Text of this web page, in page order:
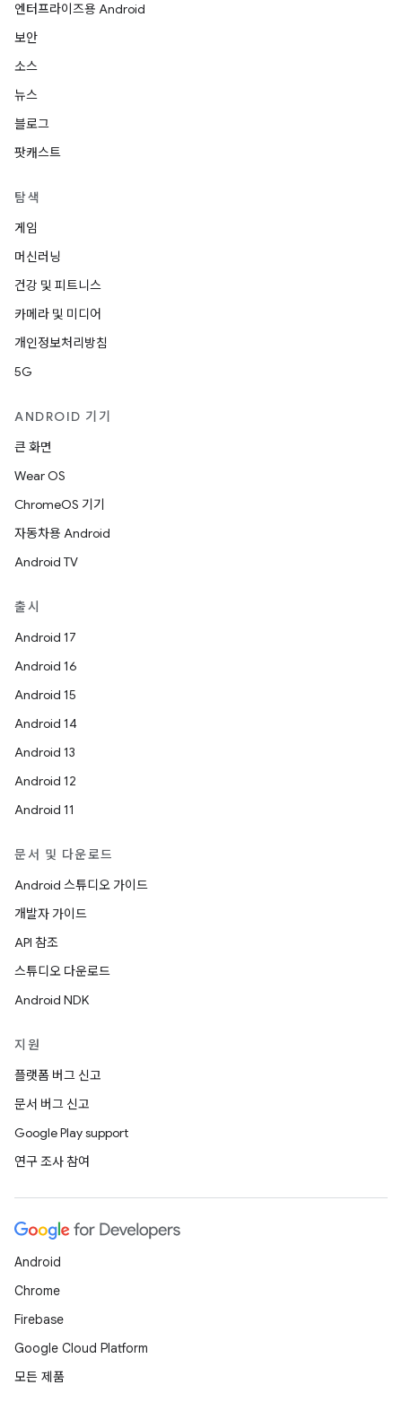
엔터프라이즈용 Android
보안
소스
뉴스
블로그
팟캐스트
탐색
게임
머신러닝
건강 및 피트니스
카메라 및 미디어
개인정보처리방침
5G
ANDROID 기기
큰 화면
Wear OS
ChromeOS 기기
자동차용 Android
Android TV
출시
Android 17
Android 16
Android 15
Android 14
Android 13
Android 12
Android 11
문서 및 다운로드
Android 스튜디오 가이드
개발자 가이드
API 참조
스튜디오 다운로드
Android NDK
지원
플랫폼 버그 신고
문서 버그 신고
Google Play support
연구 조사 참여
Android
Chrome
Firebase
Google Cloud Platform
모든 제품